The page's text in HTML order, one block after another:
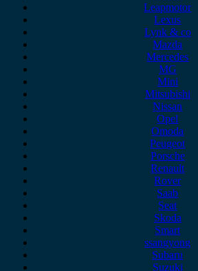
Leapmotor
Lexus
Lynk & co
Mazda
Mercedes
MG
Mini
Mitsubishi
Nissan
Opel
Omoda
Peugeot
Porsche
Renault
Rover
Saab
Seat
Skoda
Smart
ssangyong
Subaru
Suzuki